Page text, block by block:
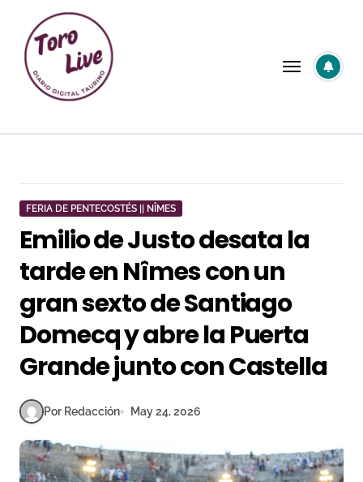
contenido
FERIA DE PENTECOSTÉS || NÎMES
Emilio de Justo desata la
tarde en Nîmes con un
gran sexto de Santiago
Domecq y abre la Puerta
Grande junto con Castella
Por Redacción May 24, 2026